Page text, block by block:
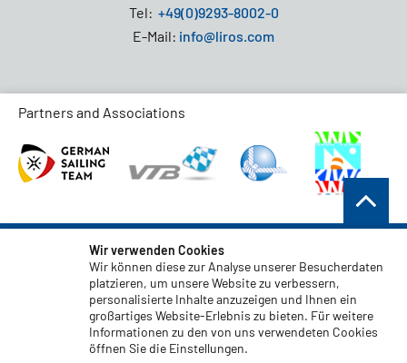
Tel: +49(0)9293-8002-0
E-Mail: info@liros.com
Partners and Associations
AGB
Datenschutz
Haftungsauschluss
Impressum
Code of Conduct
Wir verwenden Cookies
Wir können diese zur Analyse unserer Besucherdaten
platzieren, um unsere Website zu verbessern,
personalisierte Inhalte anzuzeigen und Ihnen ein
großartiges Website-Erlebnis zu bieten. Für weitere
Informationen zu den von uns verwendeten Cookies
öffnen Sie die Einstellungen.